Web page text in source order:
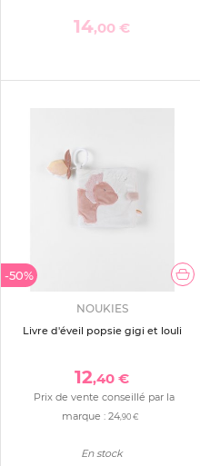
14,00 €
-50%
NOUKIES
Livre d'éveil popsie gigi et louli
12,40 €
Prix de vente conseillé par la
marque : 24,90 €
En stock